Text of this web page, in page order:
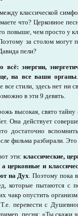
классической
что? Церковное
повыше, чем просто у
за столом могут
пели?
энергии,
на все ваши органы
стили, здесь нет ни
в эти 9 девять.
высокая, свято
Она действует
достаточно
фильма разбирали.
эти:классические,
церковные и
на Дух. Поэтому пока
которые пытаются с
чакр опустить
перевести с
песня: «Ты скажи